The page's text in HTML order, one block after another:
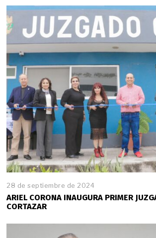
28 de septiembre de 2024
ARIEL CORONA INAUGURA PRIMER
CORTAZAR